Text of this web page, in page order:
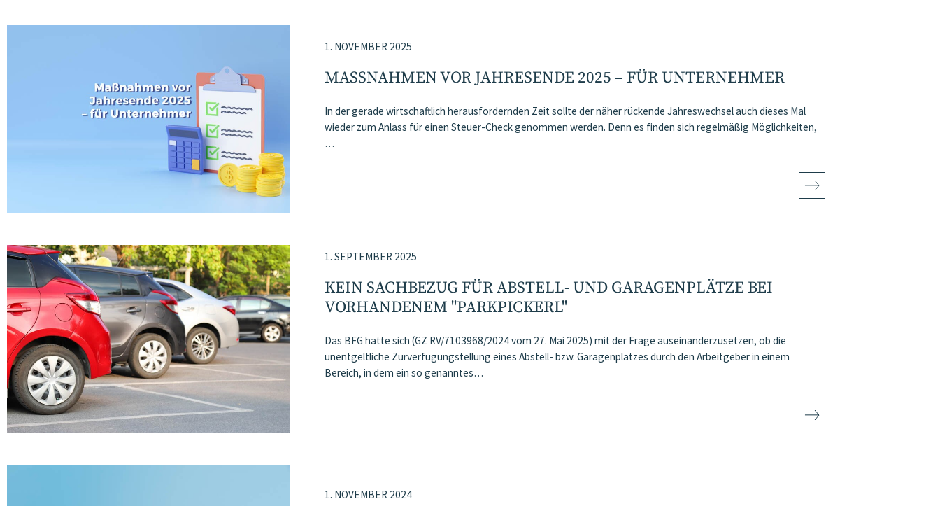
1. NOVEMBER 2025
MASSNAHMEN VOR JAHRESENDE 2025 – FÜR UNTERNEHMER
In der gerade wirtschaftlich herausfordernden Zeit sollte der näher rückende Jahreswechsel auch dieses Mal
wieder zum Anlass für einen Steuer-Check genommen werden. Denn es finden sich regelmäßig Möglichkeiten,
…
1. SEPTEMBER 2025
KEIN SACHBEZUG FÜR ABSTELL- UND GARAGENPLÄTZE BEI
VORHANDENEM "PARKPICKERL"
Das BFG hatte sich (GZ RV/7103968/2024 vom 27. Mai 2025) mit der Frage auseinanderzusetzen, ob die
unentgeltliche Zurverfügungstellung eines Abstell- bzw. Garagenplatzes durch den Arbeitgeber in einem
Bereich, in dem ein so genanntes…
1. NOVEMBER 2024